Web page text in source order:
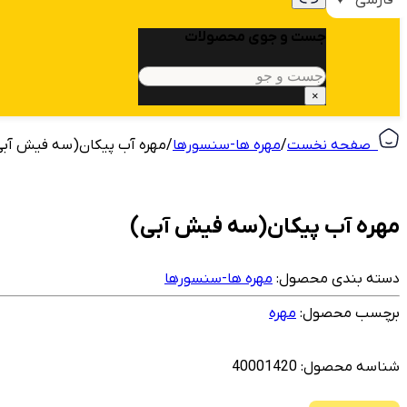
جست و جوی محصولات
جستجو
×
/مهره ها-سنسورها/مهره آب پیکان(سه فیش
مهره آب پیکان(سه فیش آبی)
دسته بندی محصول: مهره ها-سنسورها
برچسب محصول: مهره
شناسه محصول: 40001420